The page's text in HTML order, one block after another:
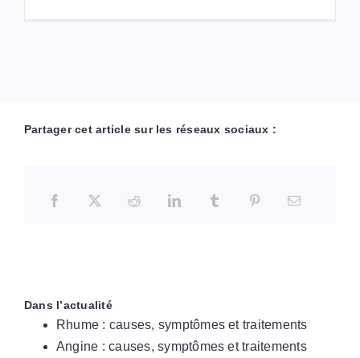
Partager cet article sur les réseaux sociaux :
Dans l’actualité
Rhume : causes, symptômes et traitements
Angine : causes, symptômes et traitements